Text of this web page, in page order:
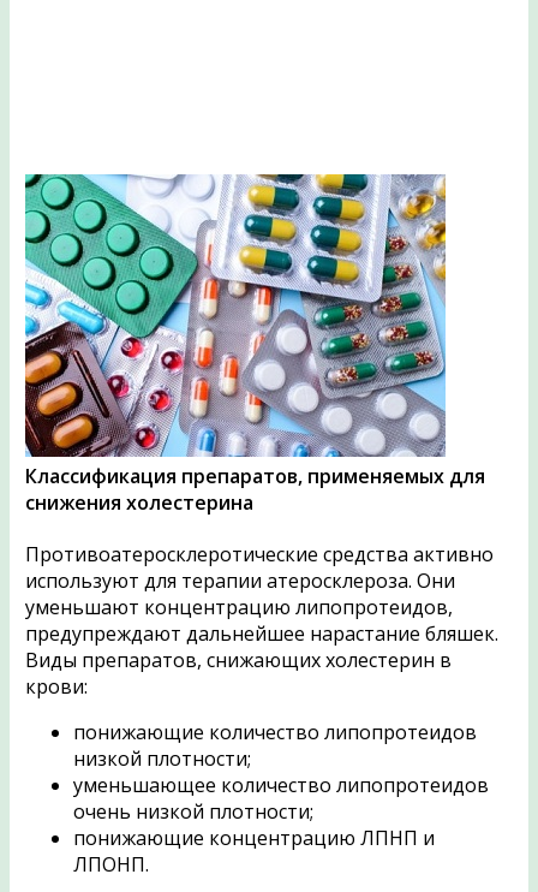
Классификация препаратов, применяемых для
снижения холестерина
Противоатеросклеротические средства активно
используют для терапии атеросклероза. Они
уменьшают концентрацию липопротеидов,
предупреждают дальнейшее нарастание бляшек.
Виды препаратов, снижающих холестерин в
крови:
понижающие количество липопротеидов
низкой плотности;
уменьшающее количество липопротеидов
очень низкой плотности;
понижающие концентрацию ЛПНП и
ЛПОНП.